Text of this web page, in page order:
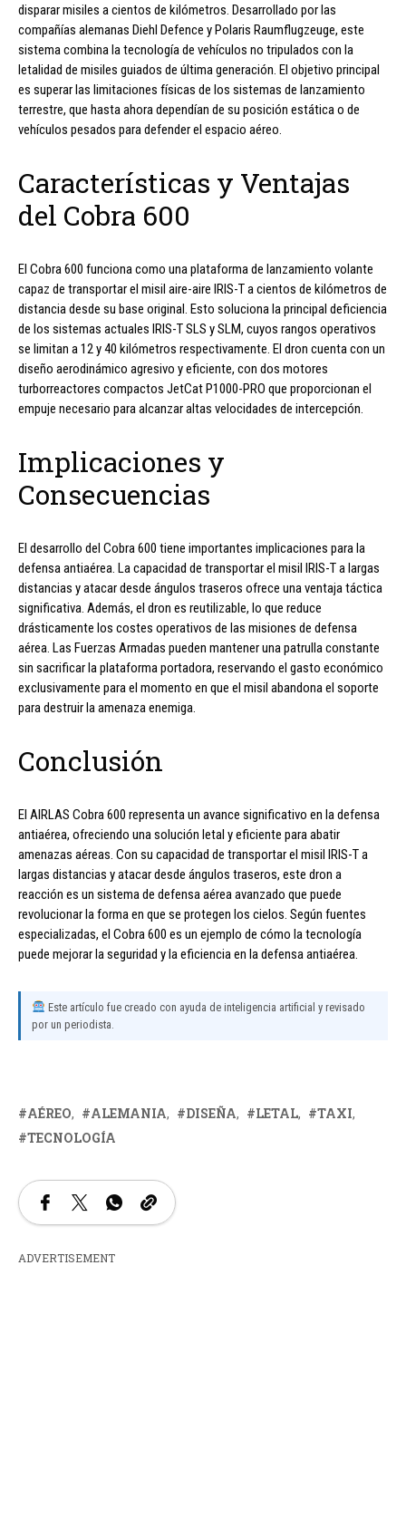
disparar misiles a cientos de kilómetros. Desarrollado por las
compañías alemanas Diehl Defence y Polaris Raumflugzeuge, este
sistema combina la tecnología de vehículos no tripulados con la
letalidad de misiles guiados de última generación. El objetivo principal
es superar las limitaciones físicas de los sistemas de lanzamiento
terrestre, que hasta ahora dependían de su posición estática o de
vehículos pesados para defender el espacio aéreo.
Características y Ventajas
del Cobra 600
El Cobra 600 funciona como una plataforma de lanzamiento volante
capaz de transportar el misil aire-aire IRIS-T a cientos de kilómetros de
distancia desde su base original. Esto soluciona la principal deficiencia
de los sistemas actuales IRIS-T SLS y SLM, cuyos rangos operativos
se limitan a 12 y 40 kilómetros respectivamente. El dron cuenta con un
diseño aerodinámico agresivo y eficiente, con dos motores
turborreactores compactos JetCat P1000-PRO que proporcionan el
empuje necesario para alcanzar altas velocidades de intercepción.
Implicaciones y
Consecuencias
El desarrollo del Cobra 600 tiene importantes implicaciones para la
defensa antiaérea. La capacidad de transportar el misil IRIS-T a largas
distancias y atacar desde ángulos traseros ofrece una ventaja táctica
significativa. Además, el dron es reutilizable, lo que reduce
drásticamente los costes operativos de las misiones de defensa
aérea. Las Fuerzas Armadas pueden mantener una patrulla constante
sin sacrificar la plataforma portadora, reservando el gasto económico
exclusivamente para el momento en que el misil abandona el soporte
para destruir la amenaza enemiga.
Conclusión
El AIRLAS Cobra 600 representa un avance significativo en la defensa
antiaérea, ofreciendo una solución letal y eficiente para abatir
amenazas aéreas. Con su capacidad de transportar el misil IRIS-T a
largas distancias y atacar desde ángulos traseros, este dron a
reacción es un sistema de defensa aérea avanzado que puede
revolucionar la forma en que se protegen los cielos. Según fuentes
especializadas, el Cobra 600 es un ejemplo de cómo la tecnología
puede mejorar la seguridad y la eficiencia en la defensa antiaérea.
Este artículo fue creado con ayuda de inteligencia artificial y revisado
por un periodista.
AÉREO ALEMANIA DISEÑA LETAL
TAXI
TECNOLOGÍA
ADVERTISEMENT